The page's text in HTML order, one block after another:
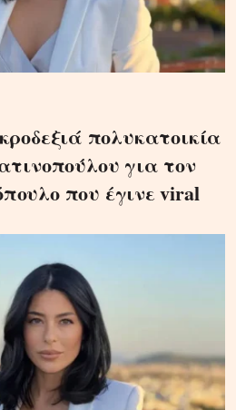
πολυκατοικία
για τον
που έγινε viral